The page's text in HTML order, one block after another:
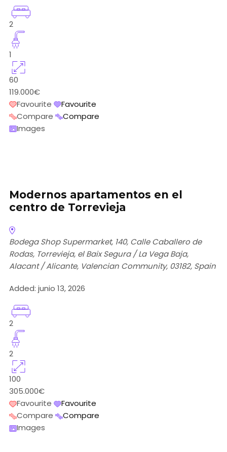
2
1
60
119.000€
Favourite
Favourite
Compare
Compare
Images
Modernos apartamentos en el
centro de Torrevieja
Bodega Shop Supermarket, 140, Calle Caballero de
Rodas, Torrevieja, el Baix Segura / La Vega Baja,
Alacant / Alicante, Valencian Community, 03182, Spain
Added: junio 13, 2026
2
2
100
305.000€
Favourite
Favourite
Compare
Compare
Images